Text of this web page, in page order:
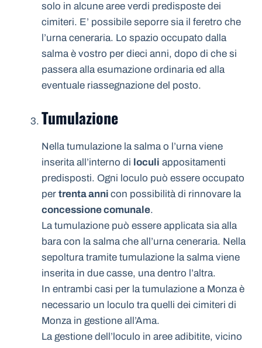
solo in alcune aree verdi predisposte dei
cimiteri. E’ possibile seporre sia il feretro che
l’urna ceneraria. Lo spazio occupato dalla
salma è vostro per dieci anni, dopo di che si
passera alla esumazione ordinaria ed alla
eventuale riassegnazione del posto.
Tumulazione
Nella tumulazione la salma o l’urna viene
inserita all’interno di loculi appositamenti
predisposti. Ogni loculo può essere occupato
per trenta anni con possibilità di rinnovare la
concessione comunale.
La tumulazione può essere applicata sia alla
bara con la salma che all’urna ceneraria. Nella
sepoltura tramite tumulazione la salma viene
inserita in due casse, una dentro l’altra.
In entrambi casi per la tumulazione a Monza è
necessario un loculo tra quelli dei cimiteri di
Monza in gestione all’Ama.
La gestione dell’loculo in aree adibitite, vicino